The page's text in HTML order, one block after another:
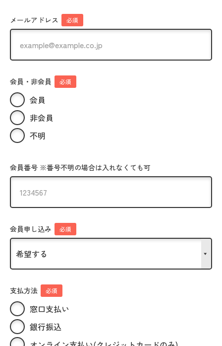
メールアドレス 必須
会員・非会員 必須
会員
非会員
不明
会員番号 ※番号不明の場合は入れなくても可
会員申し込み 必須
支払方法 必須
窓口支払い
銀行振込